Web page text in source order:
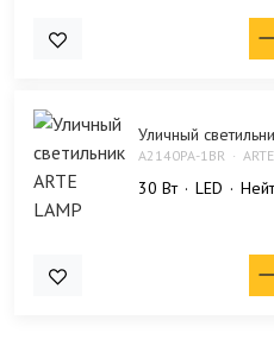
Уличный
A2140PA-1BR
30 Bт LED